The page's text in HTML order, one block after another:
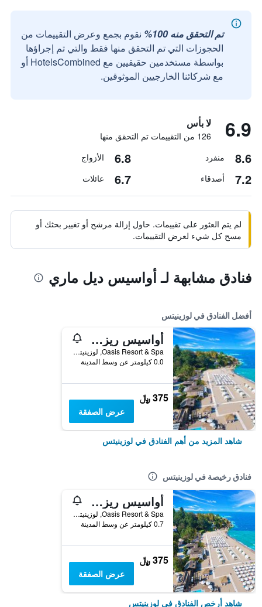
تم التحقق منه 100%
نقوم بجمع وعرض التقييمات من
الحجوزات التي تم التحقق منها فقط والتي تم إجراؤها
بواسطة مستخدمين حقيقيين مع HotelsCombined أو
مع شركائنا الخارجيين الموثوقين.
6.9 لا بأس
126 من التقييمات تم التحقق منها
8.6 منفرد 6.8 الأزواج
7.2 أصدقاء 6.7 عائلات
لم يتم العثور على تقييمات. حاول إزالة مرشح أو تغيير بحثك أو
مسح كل شيء لعرض التقييمات.
فنادق مشابهة لـ أواسيس ديل ماري
أفضل الفنادق في لوزينيتس
أواسيس ريزورت لوزينيتس
Oasis Resort & Spa, لوزينيتس, بلغاريا
0.0 كيلومتر عن وسط المدينة
375 ﷼
عرض الصفقة
شاهد المزيد من أهم الفنادق في لوزينيتس
فنادق رخيصة في لوزينيتس
أواسيس ريزورت لوزينيتس
Oasis Resort & Spa, لوزينيتس, بلغاريا
0.7 كيلومتر عن وسط المدينة
375 ﷼
عرض الصفقة
شاهد أرخص الفنادق في لوزينيتس